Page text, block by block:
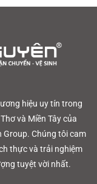
hiệu uy tín trong
và Miền Tây của
Group. Chúng tôi cam
thực và trải nghiệm
tuyệt vời nhất.